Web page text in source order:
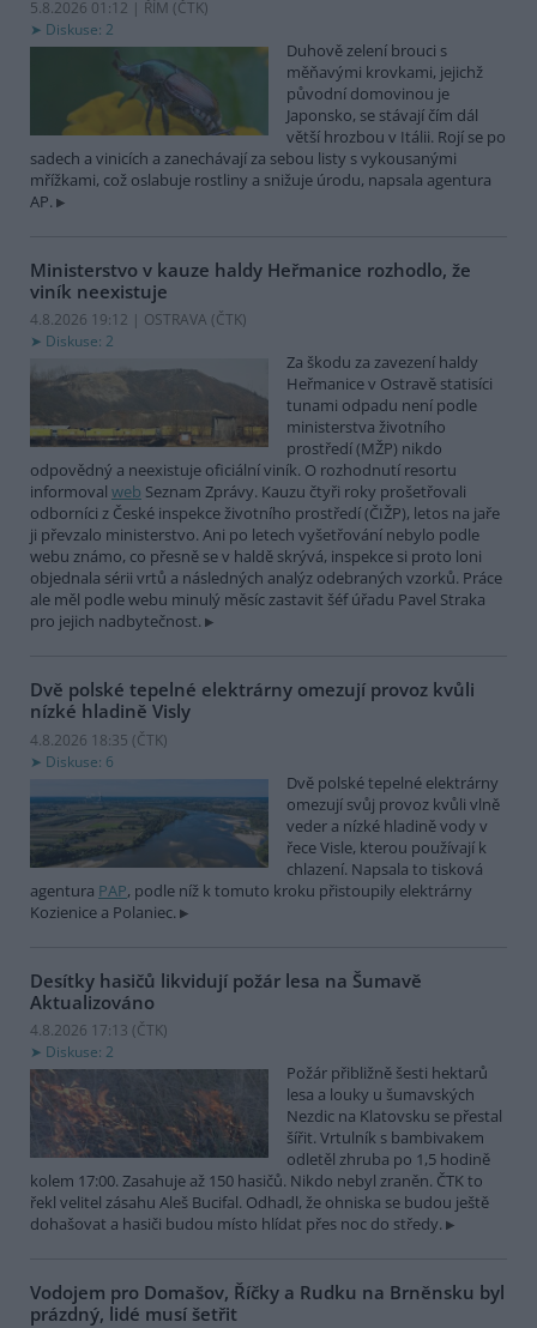
5.8.2026 01:12 | ŘÍM (ČTK)
Diskuse: 2
Duhově zelení brouci s
měňavými krovkami, jejichž
původní domovinou je
Japonsko, se stávají čím dál
větší hrozbou v Itálii. Rojí se po
sadech a vinicích a zanechávají za sebou listy s vykousanými
mřížkami, což oslabuje rostliny a snižuje úrodu, napsala agentura
AP.
Ministerstvo v kauze haldy Heřmanice rozhodlo, že
viník neexistuje
4.8.2026 19:12 | OSTRAVA (ČTK)
Diskuse: 2
Za škodu za zavezení haldy
Heřmanice v Ostravě statisíci
tunami odpadu není podle
ministerstva životního
prostředí (MŽP) nikdo
odpovědný a neexistuje oficiální viník. O rozhodnutí resortu
informoval web Seznam Zprávy. Kauzu čtyři roky prošetřovali
odborníci z České inspekce životního prostředí (ČIŽP), letos na jaře
ji převzalo ministerstvo. Ani po letech vyšetřování nebylo podle
webu známo, co přesně se v haldě skrývá, inspekce si proto loni
objednala sérii vrtů a následných analýz odebraných vzorků. Práce
ale měl podle webu minulý měsíc zastavit šéf úřadu Pavel Straka
pro jejich nadbytečnost.
Dvě polské tepelné elektrárny omezují provoz kvůli
nízké hladině Visly
4.8.2026 18:35 (ČTK)
Diskuse: 6
Dvě polské tepelné elektrárny
omezují svůj provoz kvůli vlně
veder a nízké hladině vody v
řece Visle, kterou používají k
chlazení. Napsala to tisková
agentura PAP, podle níž k tomuto kroku přistoupily elektrárny
Kozienice a Polaniec.
Desítky hasičů likvidují požár lesa na Šumavě
Aktualizováno
4.8.2026 17:13 (ČTK)
Diskuse: 2
Požár přibližně šesti hektarů
lesa a louky u šumavských
Nezdic na Klatovsku se přestal
šířit. Vrtulník s bambivakem
odletěl zhruba po 1,5 hodině
kolem 17:00. Zasahuje až 150 hasičů. Nikdo nebyl zraněn. ČTK to
řekl velitel zásahu Aleš Bucifal. Odhadl, že ohniska se budou ještě
dohašovat a hasiči budou místo hlídat přes noc do středy.
Vodojem pro Domašov, Říčky a Rudku na Brněnsku byl
prázdný, lidé musí šetřit